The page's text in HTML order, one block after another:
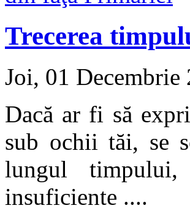
Trecerea
Joi, 01
Dacă ar fi să
sub ochii tăi, se
lungul
insuficiente ....